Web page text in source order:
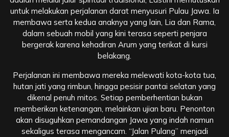
untuk melakukan perjalanan darat menyusuri Pulau Jawa. Ia
membawa serta kedua anaknya yang lain, Lia dan Rama,
dalam sebuah mobil yang kini terasa seperti penjara
bergerak karena kehadiran Arum yang terikat di kursi
belakang.
Perjalanan ini membawa mereka melewati kota-kota tua,
hutan jati yang rimbun, hingga pesisir pantai selatan yang
dikenal penuh mitos. Setiap pemberhentian bukan
memberikan ketenangan, melainkan ujian baru. Penonton
akan disuguhkan pemandangan Jawa yang indah namun
sekaligus terasa mengancam. “Jalan Pulang” menjadi